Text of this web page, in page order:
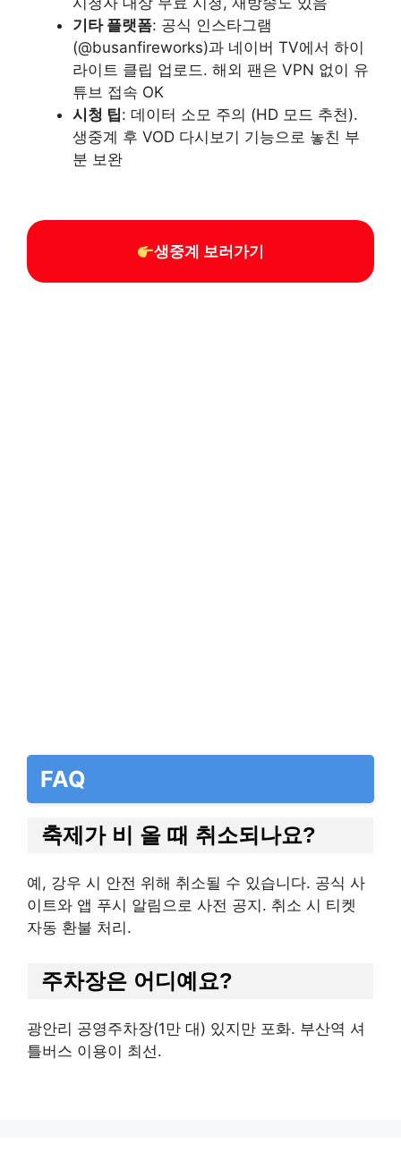
기타 플랫폼: 공식 인스타그램
(@busanfireworks)과 네이버 TV에서 하이
라이트 클립 업로드. 해외 팬은 VPN 없이 유
튜브 접속 OK
시청 팁: 데이터 소모 주의 (HD 모드 추천).
생중계 후 VOD 다시보기 기능으로 놓친 부
분 보완
생중계 보러가기
FAQ
축제가 비 올 때 취소되나요?
예, 강우 시 안전 위해 취소될 수 있습니다. 공식 사
이트와 앱 푸시 알림으로 사전 공지. 취소 시 티켓
자동 환불 처리.
주차장은 어디예요?
광안리 공영주차장(1만 대) 있지만 포화. 부산역 셔
틀버스 이용이 최선.